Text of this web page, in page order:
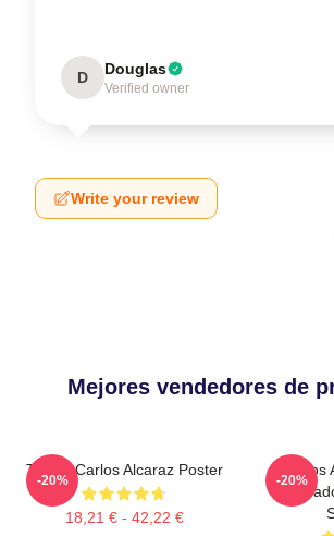
D Douglas
Verified owner
Write your review
Mejores vendedores de
Tennis Carlos Alcaraz Poster
18,21 € - 42,22 €
-20% -20%